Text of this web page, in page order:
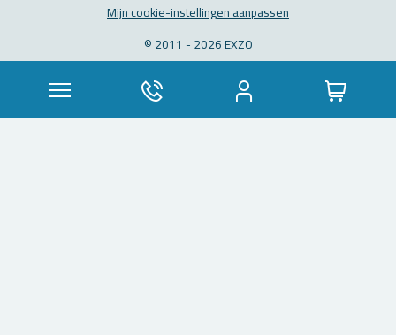
Mijn coo­kie-in­stel­lin­gen aan­pas­sen
© 2011 - 2026 EXZO